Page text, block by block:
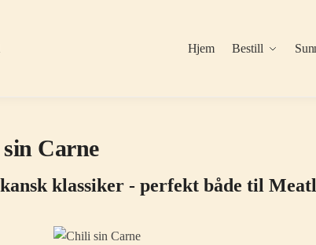
Hjem Bestill
Carne
klassiker - perfekt både til